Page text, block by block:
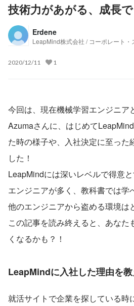
技術力があがる、成長
Erdene
LeapMind株式会社 / コーポレート・
2020/12/11 1
今回は、現在機械学習エンジニア
Azumaさんに、はじめて
た時の様子や、入社決定に至った
した！
LeapMindには深いレベルで得意
エンジニアが多く、教科書では学
他のエンジニアから盗める環境は
この記事を読み終えると、あなた
くなるかも？！
LeapMindに入社した理由を
就活サイトで企業を探している時